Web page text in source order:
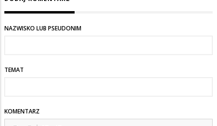
NAZWISKO LUB PSEUDONIM
TEMAT
KOMENTARZ